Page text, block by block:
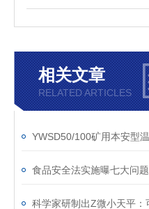
相关文章
RELATED ARTICLES
食品安全法实施曝七大问题